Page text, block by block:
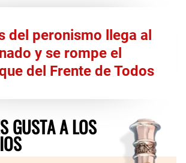
del peronismo llega al
y se rompe el
del Frente de Todos
GUSTA A LOS